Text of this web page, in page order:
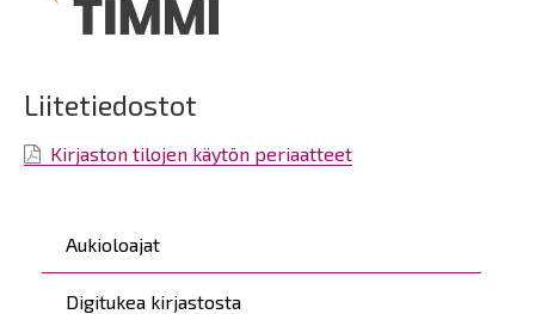
Päävalikko
Aukioloajat
Digitukea kirjastosta
Liitetiedostot
Kirjaston tilojen käytön periaatteet